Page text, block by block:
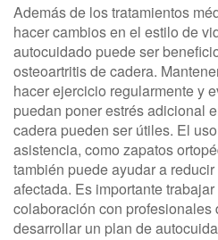
Además de los tratamientos
hacer cambios en el estilo de
autocuidado puede ser
osteoartritis de cadera.
hacer ejercicio regularmente y
puedan poner estrés adicional
cadera pueden ser útiles. El
asistencia, como zapatos
también puede ayudar a
afectada. Es importante
colaboración con profesionales
desarrollar un plan de